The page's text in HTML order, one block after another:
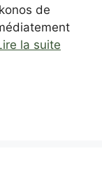
de
la suite